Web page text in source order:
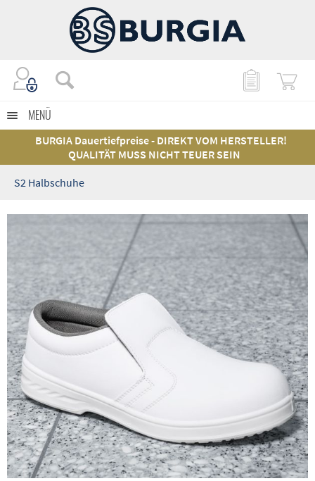
MENÜ
BURGIA Dauertiefpreise - DIREKT VOM HERSTELLER!
QUALITÄT MUSS NICHT TEUER SEIN
S2 Halbschuhe